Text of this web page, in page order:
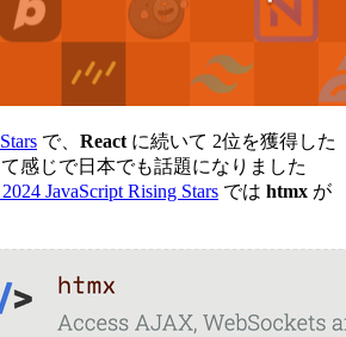
で、 React に続いて 2位を獲得した
感じで日本でも話題になりました
JavaScript Rising Stars では htmx が